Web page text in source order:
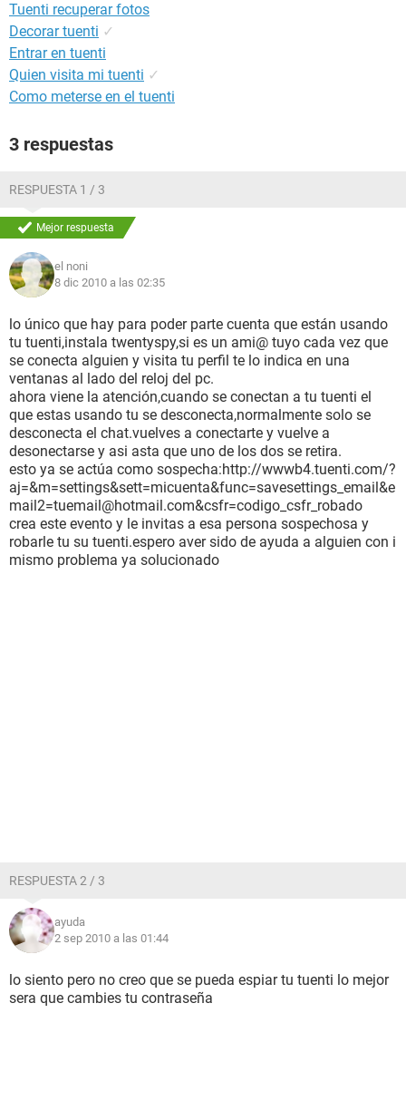
Tuenti recuperar fotos
Decorar tuenti ✓
Entrar en tuenti
Quien visita mi tuenti ✓
Como meterse en el tuenti
3 respuestas
RESPUESTA 1 / 3
Mejor respuesta
el noni
8 dic 2010 a las 02:35
lo único que hay para poder parte cuenta que están usando
tu tuenti,instala twentyspy,si es un ami@ tuyo cada vez que
se conecta alguien y visita tu perfil te lo indica en una
ventanas al lado del reloj del pc.
ahora viene la atención,cuando se conectan a tu tuenti el
que estas usando tu se desconecta,normalmente solo se
desconecta el chat.vuelves a conectarte y vuelve a
desonectarse y asi asta que uno de los dos se retira.
esto ya se actúa como sospecha:http://wwwb4.tuenti.com/?
aj=&m=settings&sett=micuenta&func=savesettings_email&e
mail2=tuemail@hotmail.com&csfr=codigo_csfr_robado
crea este evento y le invitas a esa persona sospechosa y
robarle tu su tuenti.espero aver sido de ayuda a alguien con i
mismo problema ya solucionado
RESPUESTA 2 / 3
ayuda
2 sep 2010 a las 01:44
lo siento pero no creo que se pueda espiar tu tuenti lo mejor
sera que cambies tu contraseña